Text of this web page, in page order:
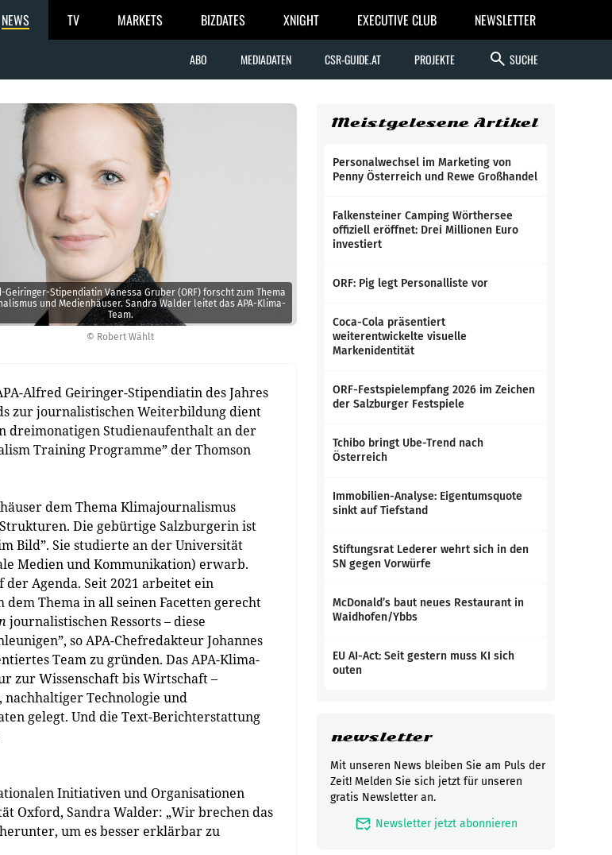
NEWS TV MARKETS BIZDATES XNIGHT EXECUTIVE CLUB NEWSLETTER
ABO MEDIADATEN CSR-GUIDE.AT PROJEKTE search SUCHE
© Robert Wählt
Geiringer-Stipendiatin Vanessa Gruber (ORF) forscht zum Thema
und Medienhäuser. Sandra Walder leitet das APA-Klima-
Team.
Alfred Geiringer-Stipendiatin des Jahres
zur journalistischen Weiterbildung dient
dreimonatigen Studienaufenthalt an der
Training Programme” der Thomson
dem Thema Klimajournalismus
Die gebürtige Salzburgerin ist
Bild”. Sie studierte an der Universität
Medien und Kommunikation) erwarb.
der Agenda. Seit 2021 arbeitet ein
Thema in all seinen Facetten gerecht
journalistischen Ressorts – diese
so APA-Chefredakteur Johannes
Team zu gründen. Das APA-Klima-
zur Wissenschaft bis Wirtschaft –
Technologie und
gelegt. Und die Text-Berichterstattung
Initiativen und Organisationen
Oxford, Sandra Walder: „Wir brechen das
um es besser erklärbar zu
Meistgelesene Artikel
Personalwechsel im Marketing von
Penny Österreich und Rewe Großhandel
Falkensteiner Camping Wörthersee
offiziell eröffnet: Drei Millionen Euro
investiert
ORF: Pig legt Personalliste vor
Coca-Cola präsentiert
weiterentwickelte visuelle
Markenidentität
ORF-Festspielempfang 2026 im Zeichen
der Salzburger Festspiele
Tchibo bringt Ube-Trend nach
Österreich
Immobilien-Analyse: Eigentumsquote
sinkt auf Tiefstand
Stiftungsrat Lederer wehrt sich in den
SN gegen Vorwürfe
McDonald’s baut neues Restaurant in
Waidhofen/Ybbs
EU AI-Act: Seit gestern muss KI sich
outen
newsletter
Mit unseren News bleiben Sie am Puls der
Zeit! Melden Sie sich jetzt für unseren
gratis Newsletter an.
mark_email_read Newsletter jetzt abonnieren